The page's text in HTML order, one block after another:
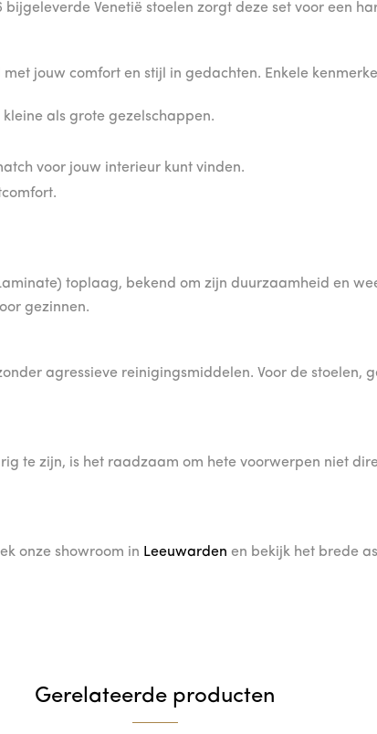
Venetië stoelen zorgt deze set voor een
jouw comfort en stijl in gedachten. Enkele
als grote gezelschappen.
voor jouw interieur kunt vinden.
toplaag, bekend om zijn duurzaamheid en
gezinnen.
agressieve reinigingsmiddelen. Voor de stoelen,
te zijn, is het raadzaam om hete voorwerpen niet
onze showroom in Leeuwarden en bekijk het brede
Gerelateerde producten